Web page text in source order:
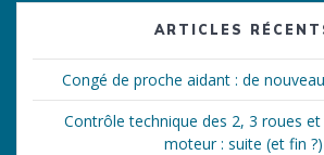
ARTICLES
Congé de proche aidant : de
Contrôle technique des 2, 3 roues et
moteur : suite (et fin ?)